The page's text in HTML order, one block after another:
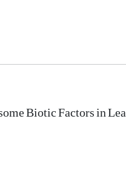
Biotic Factors in